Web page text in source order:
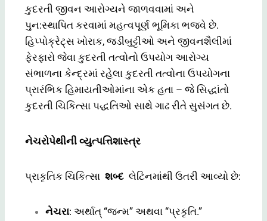
કુદરતી જીવન આરોગ્યને જાળવવામાં અને
પુન:સ્થાપિત કરવામાં મહત્વપૂર્ણ ભૂમિકા ભજવે છે.
હિપ્પોક્રેટ્સ ખોરાક, જડીબુટ્ટીઓ અને જીવનશૈલીમાં
ફેરફારો જેવા કુદરતી તત્વોનો ઉપયોગ આરોગ્ય
સંભાળના કેન્દ્રમાં રહેલા કુદરતી તત્વોના ઉપયોગના
પ્રારંભિક હિમાયતીઓમાંના એક હતા – જે સિદ્ધાંતો
કુદરતી ચિકિત્સા પદ્ધતિઓ સાથે ગાઢ રીતે સુસંગત છે.
નેચરોપેથીની વ્યુત્પત્તિશાસ્ત્ર
પ્રાકૃતિક ચિકિત્સા શબ્દ લેટિનમાંથી ઉતરી આવ્યો છે:
નેચરા: અર્થાત્ “જન્મ” અથવા “પ્રકૃતિ.”